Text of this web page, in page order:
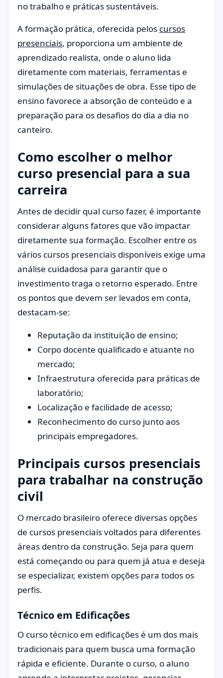
no trabalho e práticas sustentáveis.
A formação prática, oferecida pelos cursos
presenciais, proporciona um ambiente de
aprendizado realista, onde o aluno lida
diretamente com materiais, ferramentas e
simulações de situações de obra. Esse tipo de
ensino favorece a absorção de conteúdo e a
preparação para os desafios do dia a dia no
canteiro.
Como escolher o melhor
curso presencial para a sua
carreira
Antes de decidir qual curso fazer, é importante
considerar alguns fatores que vão impactar
diretamente sua formação. Escolher entre os
vários cursos presenciais disponíveis exige uma
análise cuidadosa para garantir que o
investimento traga o retorno esperado. Entre
os pontos que devem ser levados em conta,
destacam-se:
Reputação da instituição de ensino;
Corpo docente qualificado e atuante no
mercado;
Infraestrutura oferecida para práticas de
laboratório;
Localização e facilidade de acesso;
Reconhecimento do curso junto aos
principais empregadores.
Principais cursos presenciais
para trabalhar na construção
civil
O mercado brasileiro oferece diversas opções
de cursos presenciais voltados para diferentes
áreas dentro da construção. Seja para quem
está começando ou para quem já atua e deseja
se especializar, existem opções para todos os
perfis.
Técnico em Edificações
O curso técnico em edificações é um dos mais
tradicionais para quem busca uma formação
rápida e eficiente. Durante o curso, o aluno